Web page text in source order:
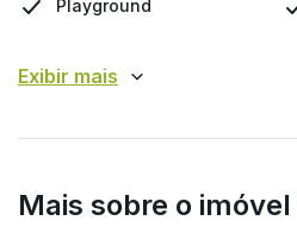
Playground
Exibir mais
Mais sobre o imóvel